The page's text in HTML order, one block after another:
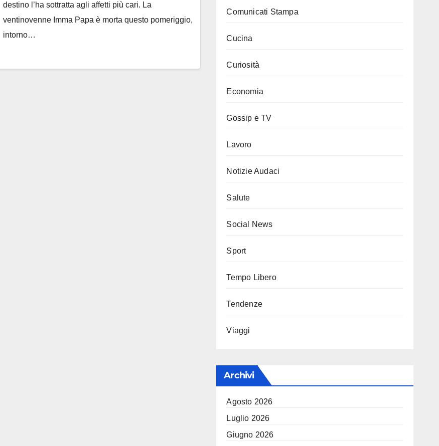
destino l’ha sottratta agli affetti più cari. La
ventinovenne Imma Papa è morta questo pomeriggio,
intorno…
Comunicati Stampa
Cucina
Curiosità
Economia
Gossip e TV
Lavoro
Notizie Audaci
Salute
Social News
Sport
Tempo Libero
Tendenze
Viaggi
Archivi
Agosto 2026
Luglio 2026
Giugno 2026